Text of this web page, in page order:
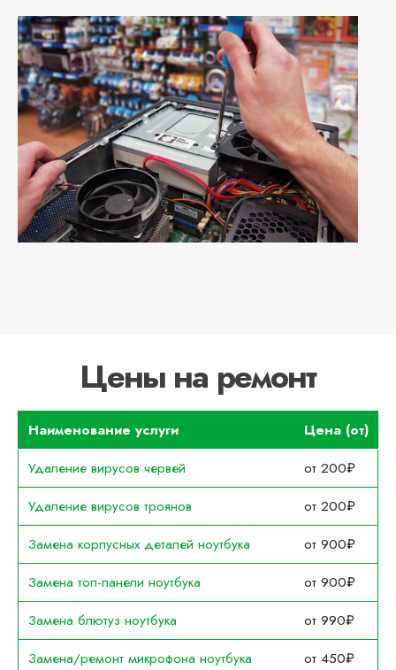
Цены на ремонт
Наименование услуги
Цена (от)
Удаление вирусов червей
от 200₽
Удаление вирусов троянов
от 200₽
Замена корпусных деталей ноутбука
от 900₽
Замена топ-панели ноутбука
от 900₽
Замена блютуз ноутбука
от 990₽
Замена/ремонт микрофона ноутбука
от 450₽